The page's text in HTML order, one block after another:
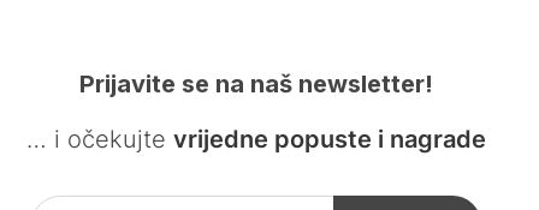
Prijavite se na naš newsletter!
… i očekujte vrijedne popuste i nagrade